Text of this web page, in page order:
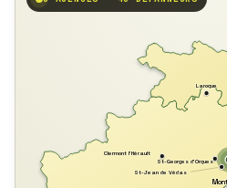
Laroque
St-Georges d'Orques
Clermont l'Hérault
St-Jean de Védas